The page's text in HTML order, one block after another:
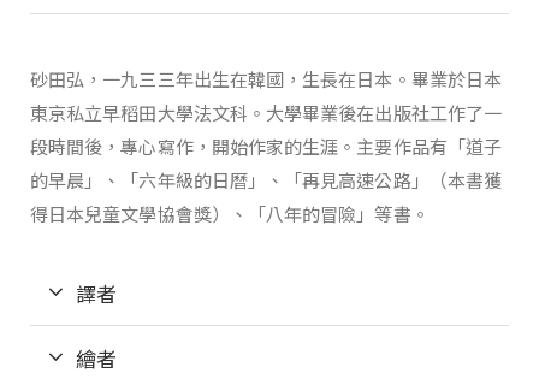
砂田弘，一九三三年出生在韓國，生長在日本。畢業於日本
東京私立早稻田大學法文科。大學畢業後在出版社工作了一
段時間後，專心寫作，開始作家的生涯。主要作品有「道子
的早晨」、「六年級的日曆」、「再見高速公路」（本書獲
得日本兒童文學協會獎）、「八年的冒險」等書。
譯者
繪者